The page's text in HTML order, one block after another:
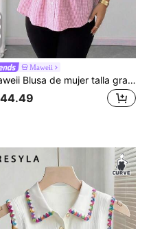
Maweii
Maweii Blusa de mujer talla grande con cuello tipo polo y parche a cuadros